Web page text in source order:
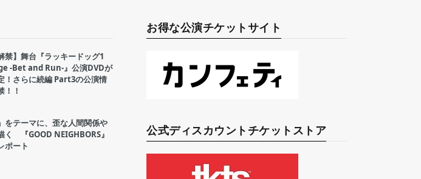
禁】舞台『ラッキードッグ1
-Bet and Run-』公演DVDが
！さらに続編 Part3の公演情
！！
をテーマに、歪な人間関係や
く 『GOOD NEIGHBORS』
ポート
お得な公演チケットサイト
公式ディスカウントチケットストア